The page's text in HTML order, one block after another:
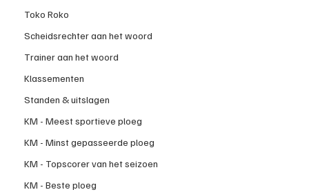
Toko Roko
Scheidsrechter aan het woord
Trainer aan het woord
Klassementen
Standen & uitslagen
KM - Meest sportieve ploeg
KM - Minst gepasseerde ploeg
KM - Topscorer van het seizoen
KM - Beste ploeg